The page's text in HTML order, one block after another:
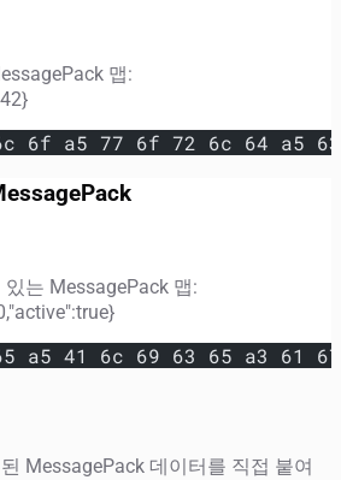
맵:
6f a5 77 6f 72 6c 64 a5
는 MessagePack 맵:
a5 41 6c 69 63 65 a3 61
MessagePack 데이터를 직접 붙여